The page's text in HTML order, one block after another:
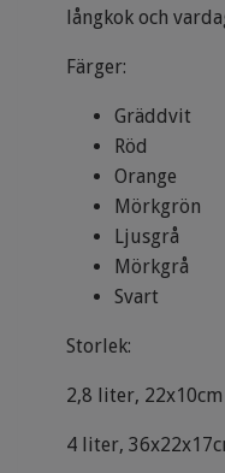
långkok och
Färger:
Gräddvit
Röd
Orange
Mörkgrön
Ljusgrå
Mörkgrå
Svart
Storlek:
2,8 liter, 22x10cm
4 liter,